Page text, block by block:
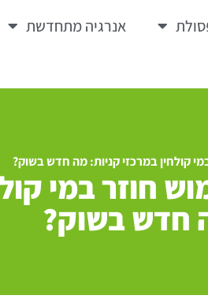
אנרגיה מתחדשת
קולחין במרכזי קניות: מה חדש בשוק?
חוזר במי
חדש בשוק?